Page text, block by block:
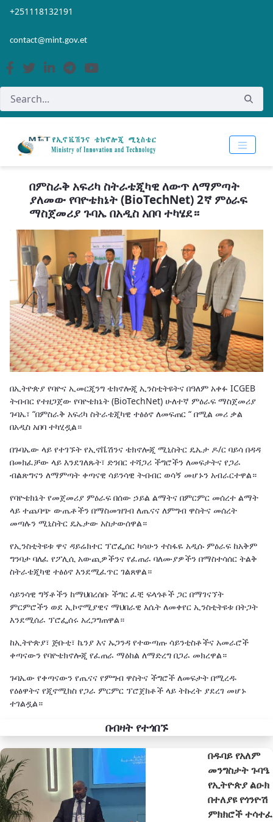
Skip to Main Content
Open Accessibility Menu
+251118132191
contact@mint.gov.et
በምስራቅ አፍሪካ ስትራቴጂካዊ ለውጥ ለማምጣት
ያለመው የባዮቴክኔት (BioTechNet) 2ኛ ምዕራፍ
ማስጀመሪያ ጉባኤ በአዲስ አበባ ተካሄደ።
በኢትዮጵያ የባዮና ኢመርጂንግ ቴክኖሎጂ ኢንስቲትዩትና በዓለም አቀፉ ICGEB
ትብብር የተዘጋጀው የባዮቴክኔት (BioTechNet) ሁለተኛ ምዕራፍ ማስጀመሪያ
ጉባኤ፣ “በምስራቅ አፍሪካ ስትራቴጂካዊ ተፅዕኖ ለመፍጠር “ በሚል መሪ ቃል
በአዲስ አበባ ተካሂዷል።
በጉባኤው ላይ የተገኙት የኢኖቬሽንና ቴክኖሎጂ ሚኒስትር ዴኤታ ዶ/ር ባይሳ በዳዳ
በመክፈቻው ላይ እንደገለጹት፣ ድንበር ተሻጋሪ ችግሮችን ለመፍታትና የጋራ
ብልጽግናን ለማምጣት ቀጣናዊ ሳይንሳዊ ትብብር ወሳኝ መሆኑን አብራርተዋል።
የባዮቴክኔት የመጀመሪያ ምዕራፍ በሰው ኃይል ልማትና በምርምር መሰረተ ልማት
ላይ ተጨባጭ ውጤቶችን በማስመዝገብ ለጤናና ለምግብ ዋስትና መሰረት
መጣሉን ሚኒስትር ዴኤታው አስታውሰዋል።
የኢንስቲትዩቱ ዋና ዳይሬክተር ፕሮፌሰር ካሳሁን ተስፋዬ አዲሱ ምዕራፍ ከአቅም
ግንባታ ባለፈ የፖሊሲ አውጪዎችንና የፈጠራ ባለሙያዎችን በማስተሳሰር ትልቅ
ስትራቴጂካዊ ተፅዕኖ እንደሚፈጥር ገልጸዋል።
ሳይንሳዊ ግኝቶችን ከማህበረሰቡ ችግር ፈቺ ፍላጎቶች ጋር በማገናኘት
ምርምሮችን ወደ ኢኮኖሚያዊና ማህበራዊ እሴት ለመቀየር ኢንስቲትዩቱ በትጋት
እንደሚሰራ ፕሮፌሰሩ አረጋግጠዋል።
ከኢትዮጵያ፣ ጅቡቲ፣ ኬንያ እና ኡጋንዳ የተውጣጡ ሳይንቲስቶችና አመራሮች
ቀጣናውን የባዮቴክኖሎጂ የፈጠራ ማዕከል ለማድረግ በጋራ መክረዋል።
ጉባኤው የቀጣናውን የጤናና የምግብ ዋስትና ችግሮች ለመፍታት በሚረዱ
የዕፅዋትና የጂኖሚክስ የጋራ ምርምር ፕሮጀክቶች ላይ ትኩረት ያደረገ መሆኑ
ተገልዷል።
በብዛት የተጎበኙ
በዱባይ የአለም
መንግስታት ጉባዔ
የኢትዮጵያ ልዑክ
በተለያዩ የጎንዮሽ
ምክክሮች ተሳተፈ